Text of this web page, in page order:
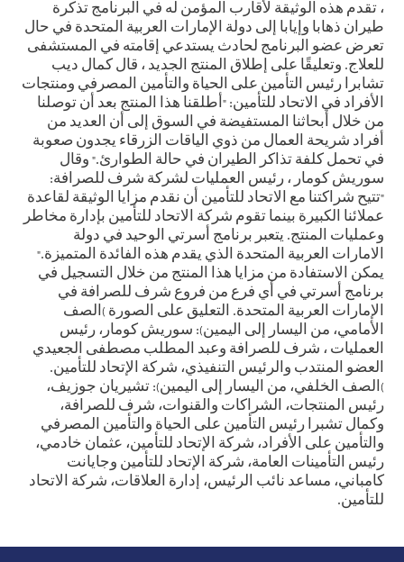
، تقدم هذه الوثيقة لأقارب المؤمن له في البرنامج تذكرة
طيران ذهابا وإيابا إلى دولة الإمارات العربية المتحدة في حال
تعرض عضو البرنامج لحادث يستدعي إقامته في المستشفى
للعلاج. وتعليقًا على إطلاق المنتج الجديد ، قال كمال ديب
تشابرا رئيس التأمين على الحياة والتأمين المصرفي ومنتجات
الأفراد في الاتحاد للتأمين: "أطلقنا هذا المنتج بعد أن توصلنا
من خلال أبحاثنا المستفيضة في السوق إلى أن العديد من
أفراد شريحة العمال من ذوي الياقات الزرقاء يجدون صعوبة
في تحمل كلفة تذاكر الطيران في حالة الطوارئ." وقال
سوريش كومار ، رئيس العمليات لشركة شرف للصرافة:
"تتيح شراكتنا مع الاتحاد للتأمين أن نقدم مزايا الوثيقة لقاعدة
عملائنا الكبيرة بينما تقوم شركة الاتحاد للتأمين بإدارة مخاطر
وعمليات المنتج. يتعبر برنامج أسرتي الوحيد في دولة
الامارات العربية المتحدة الذي يقدم هذه الفائدة المتميزة."
يمكن الاستفادة من مزايا هذا المنتج من خلال التسجيل في
برنامج أسرتي في أي فرع من فروع شرف للصرافة في
الإمارات العربية المتحدة. التعليق على الصورة )الصف
الأمامي، من اليسار إلى اليمين): سوريش كومار، رئيس
العمليات ، شرف للصرافة وعبد المطلب مصطفى الجعيدي
العضو المنتدب والرئيس التنفيذي، شركة الإتحاد للتأمين.
)الصف الخلفي، من اليسار إلى اليمين): تشيريان جوزيف،
رئيس المنتجات، الشراكات والقنوات، شرف للصرافة،
وكمال تشبرا رئيس التأمين على الحياة والتأمين المصرفي
والتأمين على الأفراد، شركة الإتحاد للتأمين، عثمان خادمي،
رئيس التأمينات العامة، شركة الإتحاد للتأمين وجايانت
كامباني، مساعد نائب الرئيس، إدارة العلاقات، شركة الاتحاد
للتأمين.